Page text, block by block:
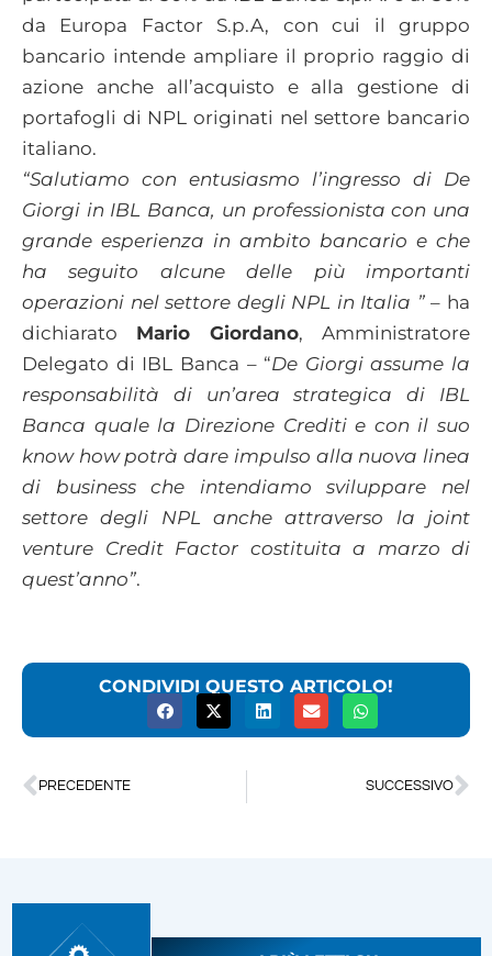
da Europa Factor S.p.A, con cui il gruppo
bancario intende ampliare il proprio raggio di
azione anche all’acquisto e alla gestione di
portafogli di NPL originati nel settore bancario
italiano.
“Salutiamo con entusiasmo l’ingresso di De
Giorgi in IBL Banca, un professionista con una
grande esperienza in ambito bancario e che
ha seguito alcune delle più importanti
operazioni nel settore degli NPL in Italia ”– ha
dichiarato Mario Giordano, Amministratore
Delegato di IBL Banca – “De Giorgi assume la
responsabilità di un’area strategica di IBL
Banca quale la Direzione Crediti e con il suo
know how potrà dare impulso alla nuova linea
di business che intendiamo sviluppare nel
settore degli NPL anche attraverso la joint
venture Credit Factor costituita a marzo di
quest’anno”.
CONDIVIDI QUESTO ARTICOLO!
PRECEDENTE SUCCESSIVO